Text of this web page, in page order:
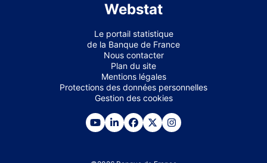
Webstat
Le portail statistique
de la Banque de France
Nous contacter
Plan du site
Mentions légales
Protections des données personnelles
Gestion des cookies